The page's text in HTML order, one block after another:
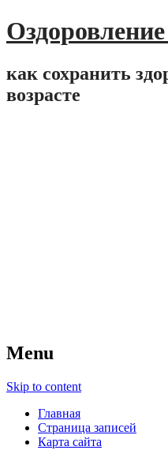
как сохранить
возрасте
Menu
Skip to content
Главная
Страница записей
Карта сайта